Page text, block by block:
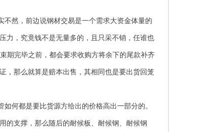
然，前边说钢材交易是一个需求大资金体量的
力，究竟钱不是无量多的，且只采不销，任谁也
期完毕之前，都会要求收购方将余下的尾款补齐
，那么就算是赔本出售，其相同也是要出货回笼
何都是要比货源方给出的价格高出一部分的。
的支撑，那么随后的耐候板 、 耐候钢 、 耐候钢